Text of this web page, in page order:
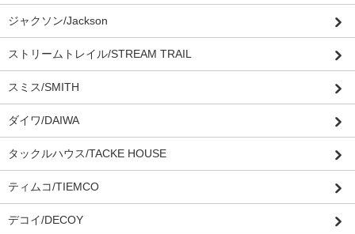
ジャクソン/Jackson
ストリームトレイル/STREAM TRAIL
スミス/SMITH
ダイワ/DAIWA
タックルハウス/TACKE HOUSE
ティムコ/TIEMCO
デコイ/DECOY